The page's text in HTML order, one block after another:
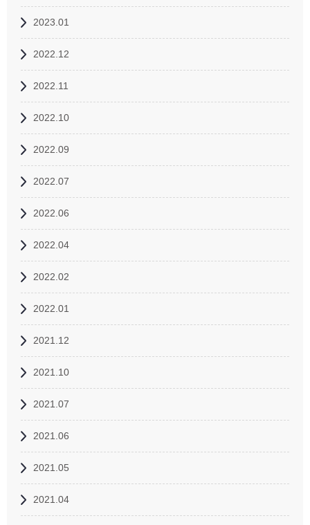
2023.01
2022.12
2022.11
2022.10
2022.09
2022.07
2022.06
2022.04
2022.02
2022.01
2021.12
2021.10
2021.07
2021.06
2021.05
2021.04